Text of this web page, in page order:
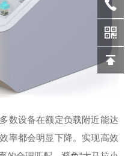
数设备在额定负载附近能达
率都会明显下降。实现高效